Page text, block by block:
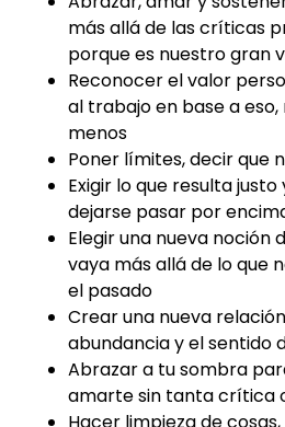
más allá de las críticas
porque es nuestro gran
Reconocer el valor
al trabajo en base a
menos
Poner límites, decir que
Exigir lo que resulta
dejarse pasar por
Elegir una nueva noción
vaya más allá de lo que
el pasado
Crear una nueva
abundancia y el sentido
Abrazar a tu sombra
amarte sin tanta crítica